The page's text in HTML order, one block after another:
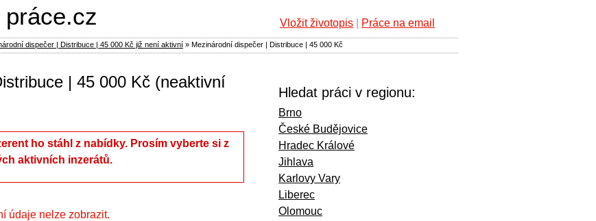
| 45 000 Kč (neaktivní
ho stáhl z nabídky. Prosím vyberte si z
aktivních inzerátů.
údaje nelze zobrazit.
Hledat práci v regionu:
Brno
České Budějovice
Hradec Králové
Jihlava
Karlovy Vary
Liberec
Olomouc
Vložit životopis Práce na email
dispečer | Distribuce | 45 000 Kč již není aktivní » Mezinárodní dispečer | Distribuce | 45 000 Kč